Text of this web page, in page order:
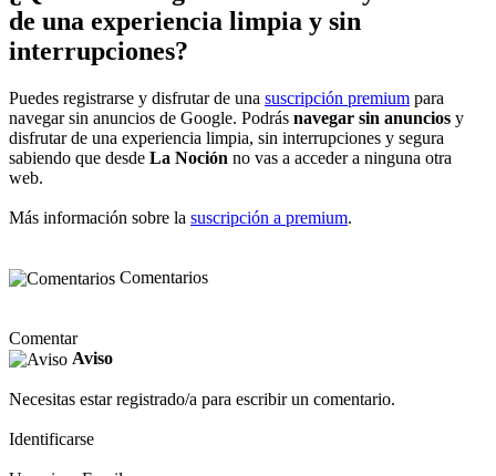
de una experiencia limpia y sin
interrupciones?
Puedes registrarse y disfrutar de una suscripción premium para
navegar sin anuncios de Google. Podrás navegar sin anuncios y
disfrutar de una experiencia limpia, sin interrupciones y segura
sabiendo que desde La Noción no vas a acceder a ninguna otra
web.
Más información sobre la suscripción a premium.
Comentarios
Comentar
Aviso
Necesitas estar registrado/a para escribir un comentario.
Identificarse